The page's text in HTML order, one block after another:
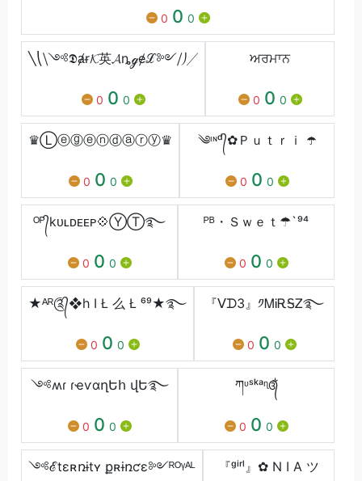
0 0 0
╲⎝⧹༺𝕯ⱥɍ𝓚️英𝓐ȵℊɇℒ༻⧸⎠╱
0 0 0
ਅਰਮਾਨ
0 0 0
♛Ⓛⓔⓖⓔⓝⓓⓐⓡⓨ♛
0 0 0
༄ᶦᶰᵈ᭄✿Ｐｕｔｒｉ ☂️
0 0 0
ᴼᴾ᭄kᴜʟᴅᴇᴇᴘ💠ⓎⓉ࿐
0 0 0
ᴾᴮ・Ｓｗｅｔ☂`⁹⁴
0 0 0
★ᴬᴿ༊᭄❖h I Ł 么 Ł ⁶⁹★࿐
0 0 0
『ᐯᗪ3』༡ᎷᎥᎡᎦᏃ࿐
0 0 0
༺ʍɾ ɾҽѵɑղԵհ վԵ࿐
0 0 0
ཀᶹˢᵏᵃᶯ᭕ᬁ
0 0 0
༺ℰtɛʀռɨtʏ քʀɨռƈɛ༻ᴿᴼᵞᴬᴸ 『ᵍⁱʳˡ』✿ N I A ツ